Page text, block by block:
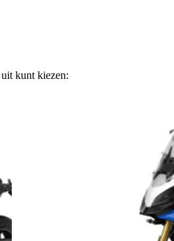
kunt kiezen: